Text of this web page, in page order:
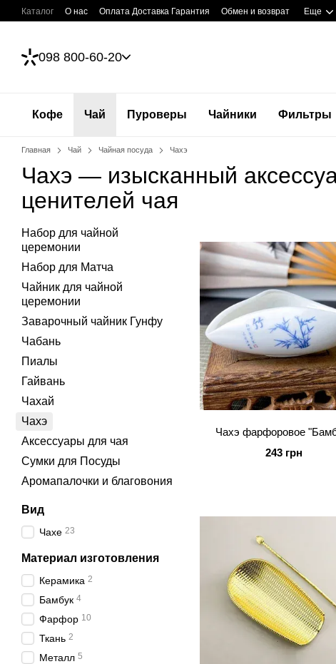
Перейти к основному контенту
Каталог О нас Оплата Доставка Гарантия Обмен и возврат Еще
098 800-60-20
Кофе Чай Пуроверы Чайники Фильтры
Главная Чай Чайная посуда Чахэ
Чахэ — изысканный
ценителей чая
Чахэ фарфоровое
243 грн
Набор для чайной
церемонии
Набор для Матча
Чайник для чайной
церемонии
Заварочный чайник Гунфу
Чабань
Пиалы
Гайвань
Чахай
Чахэ
Аксессуары для чая
Сумки для Посуды
Аромапалочки и благовония
Вид
Чахе 23
Материал изготовления
Керамика 2
Бамбук 4
Фарфор 10
Ткань 2
Металл 5